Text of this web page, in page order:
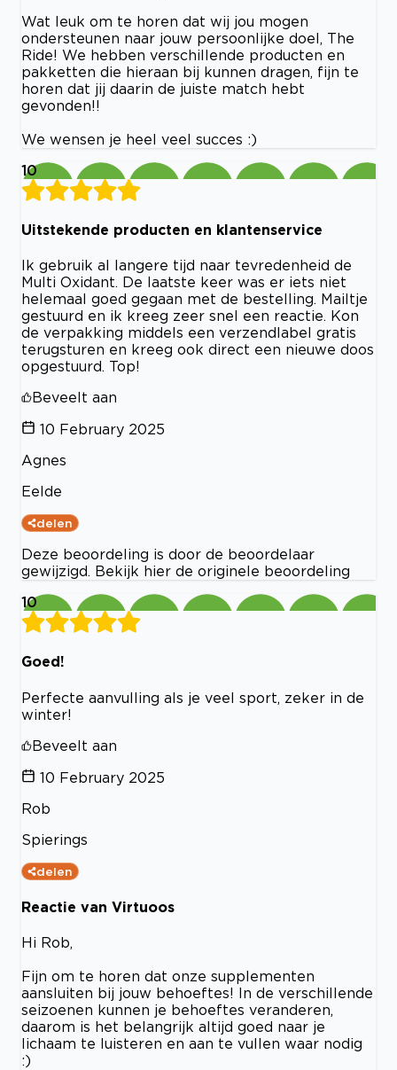
Wat leuk om te horen dat wij jou mogen
ondersteunen naar jouw persoonlijke doel, The
Ride! We hebben verschillende producten en
pakketten die hieraan bij kunnen dragen, fijn te
horen dat jij daarin de juiste match hebt
gevonden!!
We wensen je heel veel succes :)
10
Uitstekende producten en klantenservice
Ik gebruik al langere tijd naar tevredenheid de
Multi Oxidant. De laatste keer was er iets niet
helemaal goed gegaan met de bestelling. Mailtje
gestuurd en ik kreeg zeer snel een reactie. Kon
de verpakking middels een verzendlabel gratis
terugsturen en kreeg ook direct een nieuwe doos
opgestuurd. Top!
Beveelt aan
10 February 2025
Agnes
Eelde
delen
Deze beoordeling is door de beoordelaar
gewijzigd. Bekijk hier de originele beoordeling
10
Goed!
Perfecte aanvulling als je veel sport, zeker in de
winter!
Beveelt aan
10 February 2025
Rob
Spierings
delen
Reactie van Virtuoos
Hi Rob,
Fijn om te horen dat onze supplementen
aansluiten bij jouw behoeftes! In de verschillende
seizoenen kunnen je behoeftes veranderen,
daarom is het belangrijk altijd goed naar je
lichaam te luisteren en aan te vullen waar nodig
:)